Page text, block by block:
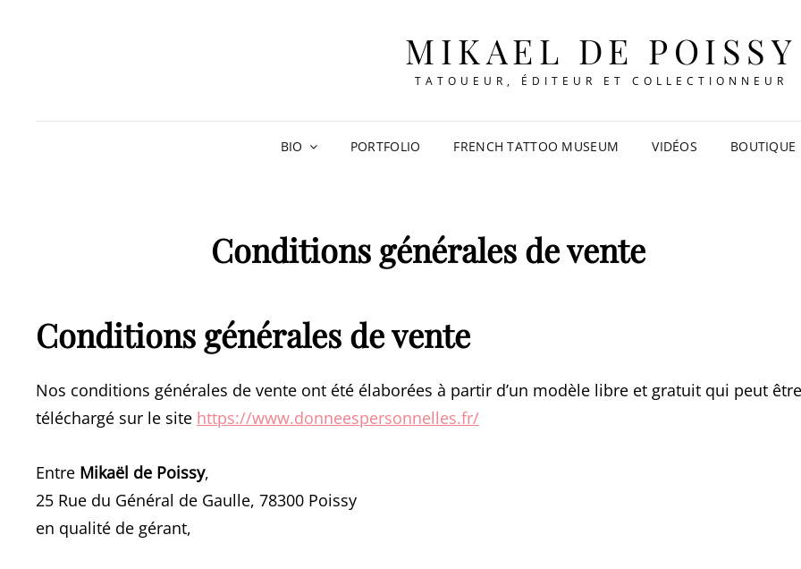
MIKAEL DE POISSY
TATOUEUR, ÉDITEUR ET COLLECTIONNEUR
BIO PORTFOLIO FRENCH TATTOO MUSEUM VIDÉOS BOUTIQUE
Conditions générales de vente
Conditions générales de vente
Nos conditions générales de vente ont été élaborées à partir d’un modèle libre et gratuit qui peut être
téléchargé sur le site https://www.donneespersonnelles.fr/
Entre Mikaël de Poissy,
25 Rue du Général de Gaulle, 78300 Poissy
en qualité de gérant,